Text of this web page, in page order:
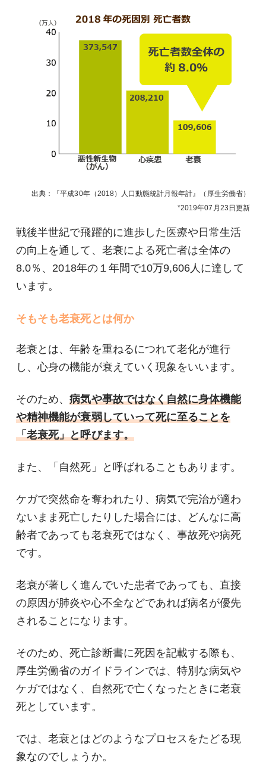
出典：『平成30年（2018）人口動態統計月報年計』（厚生労働省）
2019年07月23日更新
戦後半世紀で飛躍的に進歩した医療や日常生活
の向上を通して、老衰による死亡者は全体の
8.0％、2018年の１年間で10万9,606人に達して
います。
そもそも老衰死とは何か
老衰とは、年齢を重ねるにつれて老化が進行
し、心身の機能が衰えていく現象をいいます。
そのため、病気や事故ではなく自然に身体機能
や精神機能が衰弱していって死に至ることを
「老衰死」と呼びます。
また、「自然死」と呼ばれることもあります。
ケガで突然命を奪われたり、病気で完治が適わ
ないまま死亡したりした場合には、どんなに高
齢者であっても老衰死ではなく、事故死や病死
です。
老衰が著しく進んでいた患者であっても、直接
の原因が肺炎や心不全などであれば病名が優先
されることになります。
そのため、死亡診断書に死因を記載する際も、
厚生労働省のガイドラインでは、特別な病気や
ケガではなく、自然死で亡くなったときに老衰
死としています。
では、老衰とはどのようなプロセスをたどる現
象なのでしょうか。